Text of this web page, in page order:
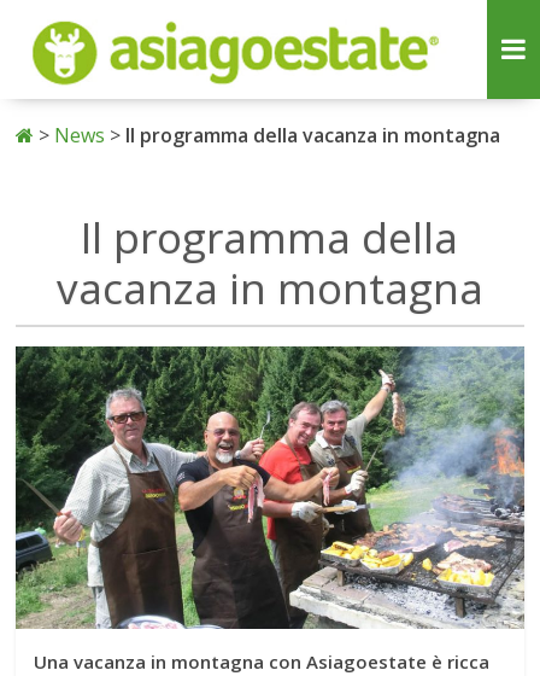
> News > Il programma della vacanza in montagna
Il programma della
vacanza in montagna
Una vacanza in montagna con Asiagoestate è ricca